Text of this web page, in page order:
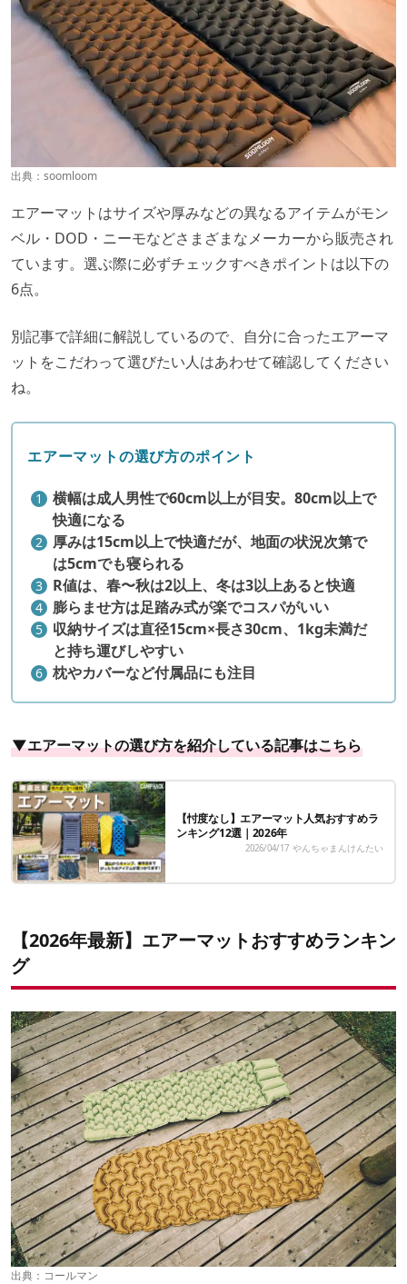
出典： soomloom
エアーマットはサイズや厚みなどの異なるアイテムがモン
ベル・DOD・ニーモなどさまざまなメーカーから販売され
ています。選ぶ際に必ずチェックすべきポイントは以下の
6点。
別記事で詳細に解説しているので、自分に合ったエアーマ
ットをこだわって選びたい人はあわせて確認してください
ね。
エアーマットの選び方のポイント
横幅は成人男性で60cm以上が目安。80cm以上で
快適になる
厚みは15cm以上で快適だが、地面の状況次第で
は5cmでも寝られる
R値は、春〜秋は2以上、冬は3以上あると快適
膨らませ方は足踏み式が楽でコスパがいい
収納サイズは直径15cm×長さ30cm、1kg未満だ
と持ち運びしやすい
枕やカバーなど付属品にも注目
▼エアーマットの選び方を紹介している記事はこちら
【忖度なし】エアーマット人気おすすめラ
ンキング12選｜2026年
2026/04/17 やんちゃまんけんたい
【2026年最新】エアーマットおすすめランキン
グ
出典： コールマン